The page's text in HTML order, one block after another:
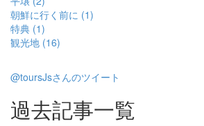
朝鮮に行く前に (1)
特典 (1)
観光地 (16)
@toursJsさんのツイート
過去記事一覧